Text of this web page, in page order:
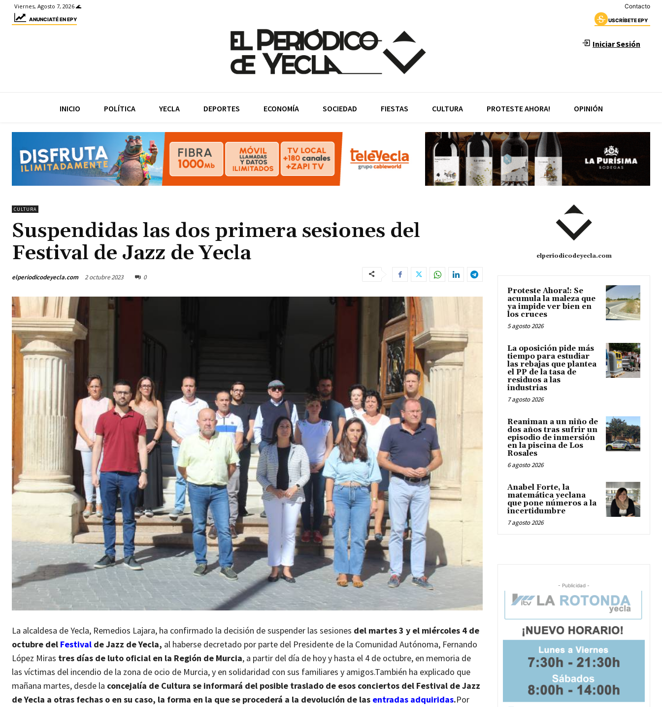
Viernes, Agosto 7, 2026 🌊 Contacto
ANUNCIATÉ EN EPY USCRÍBETE EPY
Iniciar Sesión
INICIO POLÍTICA YECLA DEPORTES ECONOMÍA SOCIEDAD FIESTAS CULTURA PROTESTE AHORA! OPINIÓN
CULTURA
Suspendidas las dos primera sesiones del
Festival de Jazz de Yecla
elperiodicodeyecla.com 2 octubre 2023 0
La alcaldesa de Yecla, Remedios Lajara, ha confirmado la decisión de suspender las sesiones del martes 3 y el miércoles 4 de
octubre del Festival de Jazz de Yecla, al haberse decretado por parte del Presidente de la Comunidad Autónoma, Fernando
López Miras tres días de luto oficial en la Región de Murcia, a partir del día de hoy y hasta el 4 de octubre, en memoria de
las víctimas del incendio de la zona de ocio de Murcia, y en solidaridad con sus familiares y amigos.También ha explicado que
mañana martes, desde la concejalía de Cultura se informará del posible traslado de esos conciertos del Festival de Jazz
de Yecla a otras fechas o en su caso, la forma en la que se procederá a la devolución de las entradas adquiridas.Por
elperiodicodeyecla.com
Proteste Ahora!: Se
acumula la maleza que
ya impide ver bien en
los cruces
5 agosto 2026
La oposición pide más
tiempo para estudiar
las rebajas que plantea
el PP de la tasa de
residuos a las
industrias
7 agosto 2026
Reaniman a un niño de
dos años tras sufrir un
episodio de inmersión
en la piscina de Los
Rosales
6 agosto 2026
Anabel Forte, la
matemática yeclana
que pone números a la
incertidumbre
7 agosto 2026
- Publicidad -